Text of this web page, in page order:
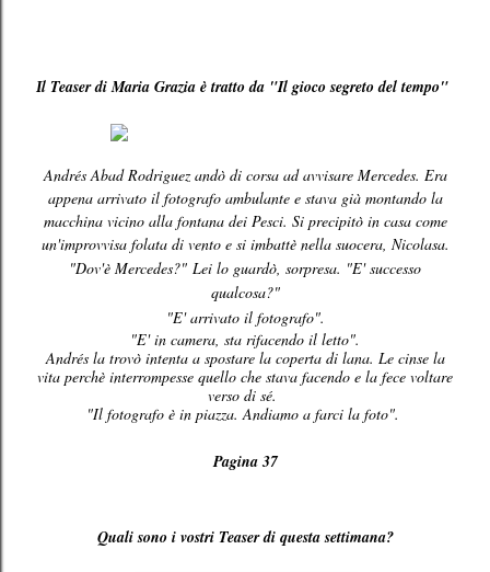
Il Teaser di Maria Grazia è tratto da "Il gioco segreto del tempo"
Andrés Abad Rodriguez andò di corsa ad avvisare Mercedes. Era
appena arrivato il fotografo ambulante e stava già montando la
macchina vicino alla fontana dei Pesci. Si precipitò in casa come
un'improvvisa folata di vento e si imbattè nella suocera, Nicolasa.
"Dov'è Mercedes?" Lei lo guardò, sorpresa. "E' successo
qualcosa?"
"E' arrivato il fotografo".
"E' in camera, sta rifacendo il letto".
Andrés la trovò intenta a spostare la coperta di lana. Le cinse la
vita perchè interrompesse quello che stava facendo e la fece voltare
verso di sé.
"Il fotografo è in piazza. Andiamo a farci la foto".
Pagina 37
Quali sono i vostri Teaser di questa settimana?